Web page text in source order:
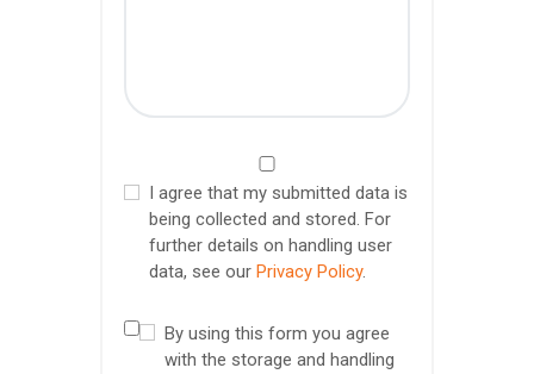
I agree that my submitted data is
being collected and stored. For
further details on handling user
data, see our Privacy Policy.
By using this form you agree
with the storage and handling